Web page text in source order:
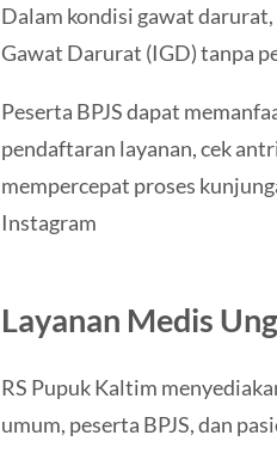
Dalam kondisi gawat
Gawat Darurat (IGD) tanpa
Peserta BPJS dapat
pendaftaran layanan, cek
mempercepat proses
Instagram
Layanan Medis
RS Pupuk Kaltim
umum, peserta BPJS, dan